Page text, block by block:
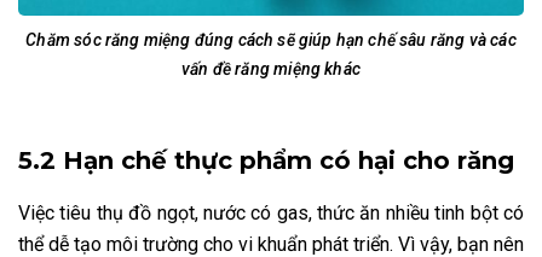
Chăm sóc răng miệng đúng cách sẽ giúp hạn chế sâu răng và các
vấn đề răng miệng khác
5.2 Hạn chế thực phẩm có hại cho răng
Việc tiêu thụ đồ ngọt, nước có gas, thức ăn nhiều tinh bột có
thể dễ tạo môi trường cho vi khuẩn phát triển. Vì vậy, bạn nên